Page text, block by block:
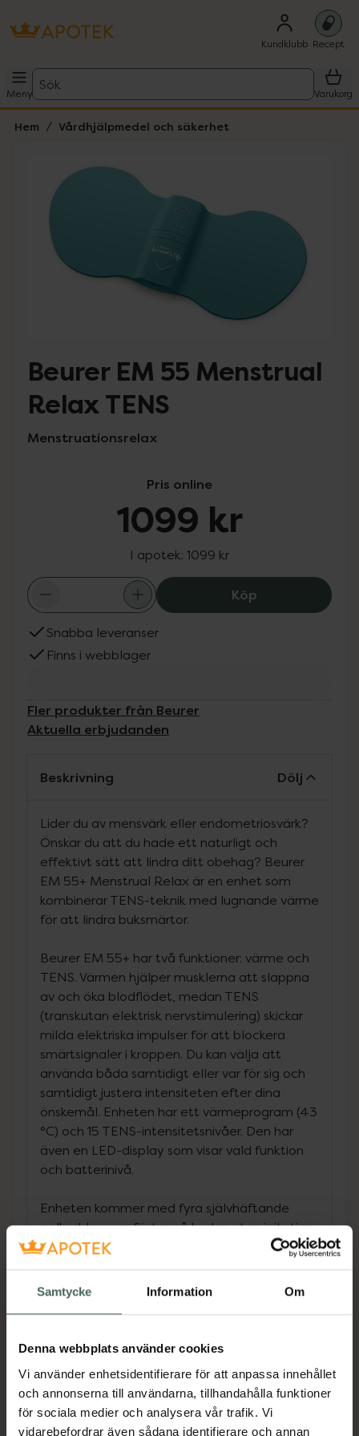
Samtycke Information Om
Denna webbplats använder cookies
Vi använder enhetsidentifierare för att anpassa innehållet
och annonserna till användarna, tillhandahålla funktioner
för sociala medier och analysera vår trafik. Vi
vidarebefordrar även sådana identifierare och annan
Kundklubb Recept
Meny
Sök
Varukorg
Hem Vårdhjälpmedel och säkerhet
Lista: . Innehåller 5 objekt.
Hoppa över Lista
Beurer EM 55 Menstrual
Relax TENS
Menstruationsrelax
Pris online
1099 kr
I apotek: 1099 kr
KöpBeurer EM 55
Snabba leveranser
Finns i webblager
Fler produkter från Beurer
Aktuella erbjudanden
Beskrivning Dölj
Lider du av mensvärk eller endometriosvärk?
Önskar du att du hade ett naturligt och
effektivt sätt att lindra ditt obehag? Beurer
EM 55+ Menstrual Relax är en enhet som
kombinerar TENS-teknik med lugnande värme
för att lindra buksmärtor.
Beurer EM 55+ har två funktioner: värme och
TENS. Värmen hjälper musklerna att slappna
av och öka blodflödet, medan TENS
(transkutan elektrisk nervstimulering) skickar
milda elektriska impulser för att blockera
smärtsignaler i kroppen. Du kan välja att
använda båda samtidigt eller var för sig och
samtidigt justera intensiteten efter dina
önskemål. Enheten har ett värmeprogram (43
°C) och 15 TENS-intensitetsnivåer. Den har
även en LED-display som visar vald funktion
och batterinivå.
Enheten kommer med fyra självhäftande
gelkuddar som fäster på huden utan irritation.
smärtlindringsalternativ som kan hjälpa dig
att hantera mensvärk och
flexibelt och diskret.
Produktegenskaper:
• Kan lindra mensvärk och smärta orsakad av
endometrios*